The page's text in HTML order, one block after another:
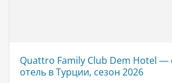
Quattro Family Club Dem Hotel
отель в Турции, сезон 2026